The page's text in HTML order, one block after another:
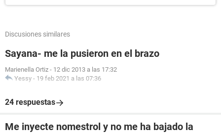
Discusiones similares
Sayana- me la pusieron en el brazo
Marienella Ortiz - 12 dic 2013 a las 17:32
Yessy - 19 feb 2021 a las 07:36
24 respuestas
Me inyecte nomestrol y no me ha bajado la